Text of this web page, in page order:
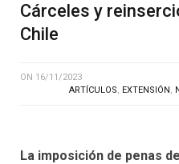
Cárceles y
Chile
ON 16/11/2023
ARTÍCULOS, EXTENSIÓN,
La imposición de penas